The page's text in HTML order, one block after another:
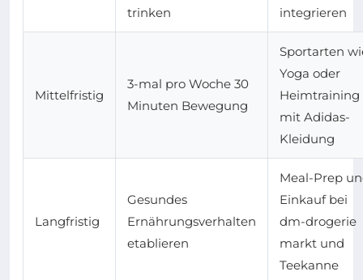
trinken
integrieren
Mittelfristig
3-mal pro Woche 30
Minuten Bewegung
Sportarten
Yoga oder
Heimtraining
mit Adidas-
Kleidung
Langfristig
Gesundes
Ernährungsverhalten
etablieren
Meal-Prep
Einkauf bei
dm-drogerie
markt und
Teekanne